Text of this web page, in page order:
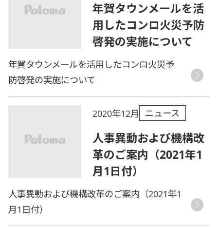
年賀タウンメールを活
用したコンロ火災予防
啓発の実施について
年賀タウンメールを活用したコンロ火災予
防啓発の実施について
2020年12月 ニュース
人事異動および機構改
革のご案内（2021年1
月1日付）
人事異動および機構改革のご案内（2021年1
月1日付）